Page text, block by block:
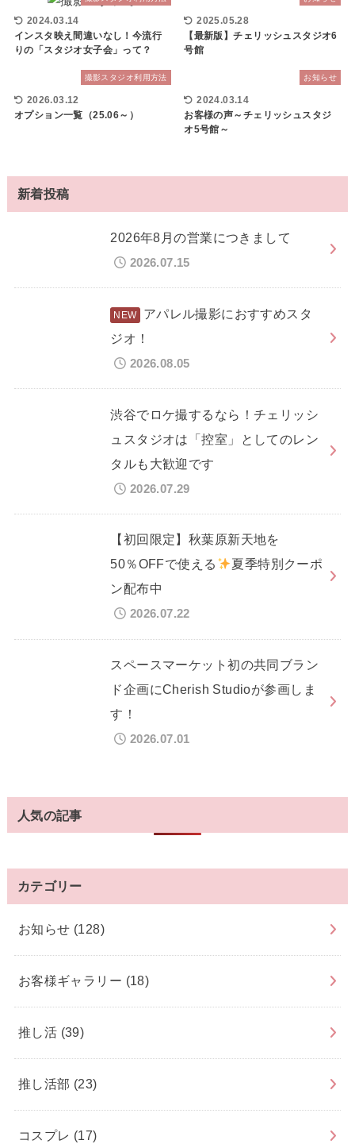
2024.03.14
インスタ映え間違いなし！今流行
りの「スタジオ女子会」って？
2025.05.28
【最新版】チェリッシュスタジオ6
号館
撮影スタジオ利用方法
2026.03.12
オプション一覧（25.06～）
お知らせ
2024.03.14
お客様の声～チェリッシュスタジ
オ5号館～
新着投稿
2026年8月の営業につきまして
2026.07.15
アパレル撮影におすすめスタ
ジオ！
2026.08.05
渋谷でロケ撮するなら！チェリッシ
ュスタジオは「控室」としてのレン
タルも大歓迎です
2026.07.29
【初回限定】秋葉原新天地を
50％OFFで使える
夏季特別クーポ
ン配布中
2026.07.22
スペースマーケット初の共同ブラン
ド企画にCherish Studioが参画しま
す！
2026.07.01
人気の記事
カテゴリー
お知らせ (128)
お客様ギャラリー (18)
推し活 (39)
推し活部 (23)
コスプレ (17)